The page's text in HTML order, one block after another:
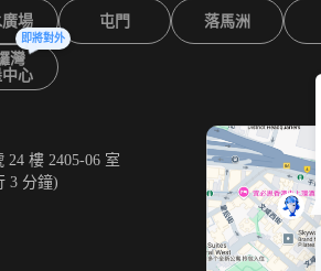
廣場 屯門 落馬洲
灣
心
即將對外
24 樓 2405-06 室
3 分鐘)